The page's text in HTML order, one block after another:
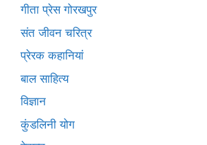
गीता प्रेस गोरखपुर
संत जीवन चरित्र
प्रेरक कहानियां
बाल साहित्य
विज्ञान
कुंडलिनी योग